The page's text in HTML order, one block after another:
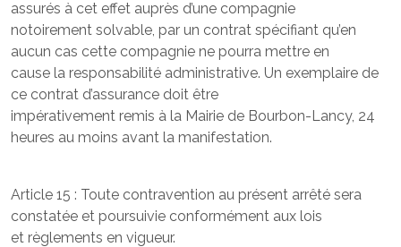
assurés à cet effet auprès d’une compagnie
notoirement solvable, par un contrat spécifiant qu’en
aucun cas cette compagnie ne pourra mettre en
cause la responsabilité administrative. Un exemplaire de
ce contrat d’assurance doit être
impérativement remis à la Mairie de Bourbon-Lancy, 24
heures au moins avant la manifestation.
Article 15 : Toute contravention au présent arrêté sera
constatée et poursuivie conformément aux lois
et règlements en vigueur.